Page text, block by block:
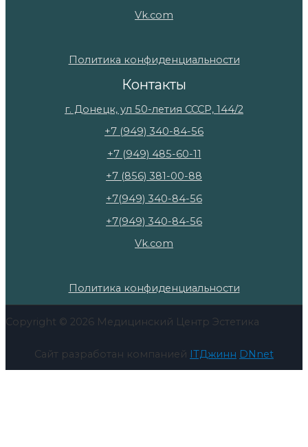
Vk.com
Политика конфиденциальности
Контакты
г. Донецк, ул 50-летия СССР, 144/2
+7 (949) 340-84-56
+7 (949) 485-60-11
+7 (856) 381-00-88
+7(949) 340-84-56
+7(949) 340-84-56
Vk.com
Политика конфиденциальности
Copyright © 2026 Медицинский Центр Эстетика
Сайт разработан компанией ITДжинн DNnet